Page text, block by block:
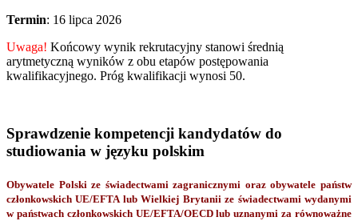
Termin: 16 lipca 2026
Uwaga! Końcowy wynik rekrutacyjny stanowi średnią
arytmetyczną wyników z obu etapów postępowania
kwalifikacyjnego. Próg kwalifikacji wynosi 50.
Sprawdzenie kompetencji kandydatów do
studiowania w języku polskim
Obywatele Polski ze świadectwami zagranicznymi oraz obywatele państw
członkowskich UE/EFTA lub Wielkiej Brytanii ze świadectwami wydanymi
w państwach członkowskich UE/EFTA/OECD lub uznanymi za równoważne